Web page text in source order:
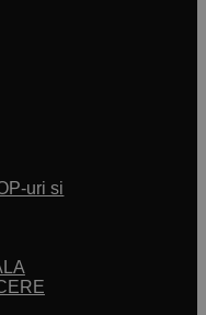
uri si